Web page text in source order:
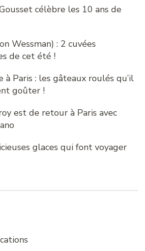
célèbre les 10 ans de
Wessman) : 2 cuvées
de cet été !
à Paris : les gâteaux roulés qu’il
goûter !
est de retour à Paris avec
glaces qui font voyager